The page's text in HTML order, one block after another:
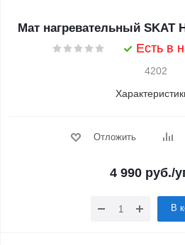
Мат нагревательный SKAT
Есть в
4202
Отложить
4 990руб./
В